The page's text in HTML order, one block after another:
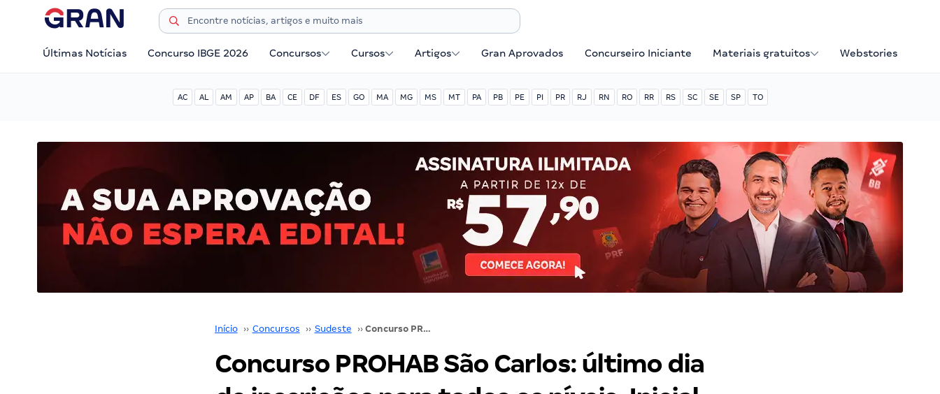
Últimas Notícias Concurso IBGE 2026 Concursos Cursos Artigos Gran Aprovados Concurseiro Iniciante Materiais gratuitos Webstories
AC AL AM AP BA CE DF ES GO MA MG MS MT PA PB PE PI PR RJ RN RO RR RS SC SE SP TO
Início ›› Concursos ›› Sudeste ›› Concurso PROHAB São Carlos: último dia de inscrições para todos os níveis. Inicial de até R$ 5 mil!
Concurso PROHAB São Carlos: último dia